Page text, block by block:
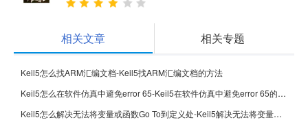
相关文章 相关专题
Keil5怎么找ARM汇编文档-Keil5找ARM汇编文档的方法
Keil5怎么在软件仿真中避免error 65-Keil5在软件仿真中避免error 65的方法
Keil5怎么解决无法将变量或函数Go To到定义处-Keil5解决无法将变量或函数Go To到定义处的方法